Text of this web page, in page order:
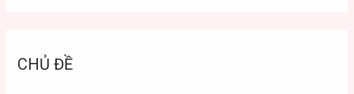
CHỦ ĐỀ